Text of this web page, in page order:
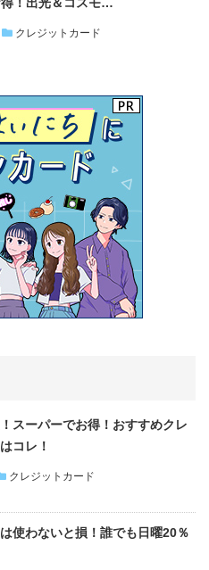
クレジットカード
スーパーでお得！おすすめクレ
コレ！
クレジットカード
使わないと損！誰でも日曜20％